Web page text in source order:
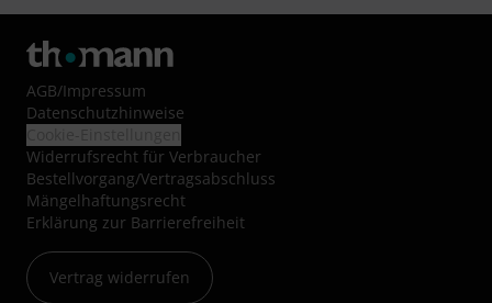
AGB/Impressum
Datenschutzhinweise
Widerrufsrecht für Verbraucher
Bestellvorgang/Vertragsabschluss
Mängelhaftungsrecht
Erklärung zur Barrierefreiheit
Vertrag widerrufen